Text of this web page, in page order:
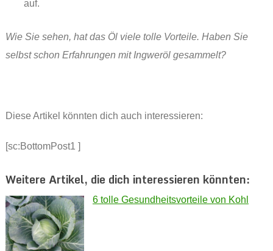
auf.
Wie Sie sehen, hat das Öl viele tolle Vorteile. Haben Sie
selbst schon Erfahrungen mit Ingweröl gesammelt?
Diese Artikel könnten dich auch interessieren:
[sc:BottomPost1 ]
Weitere Artikel, die dich interessieren könnten:
6 tolle Gesundheitsvorteile von Kohl